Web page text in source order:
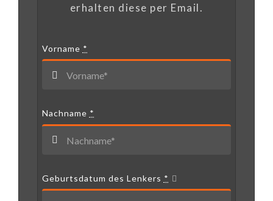
erhalten diese per Email.
Vorname *
Nachname *
Geburtsdatum des Lenkers *